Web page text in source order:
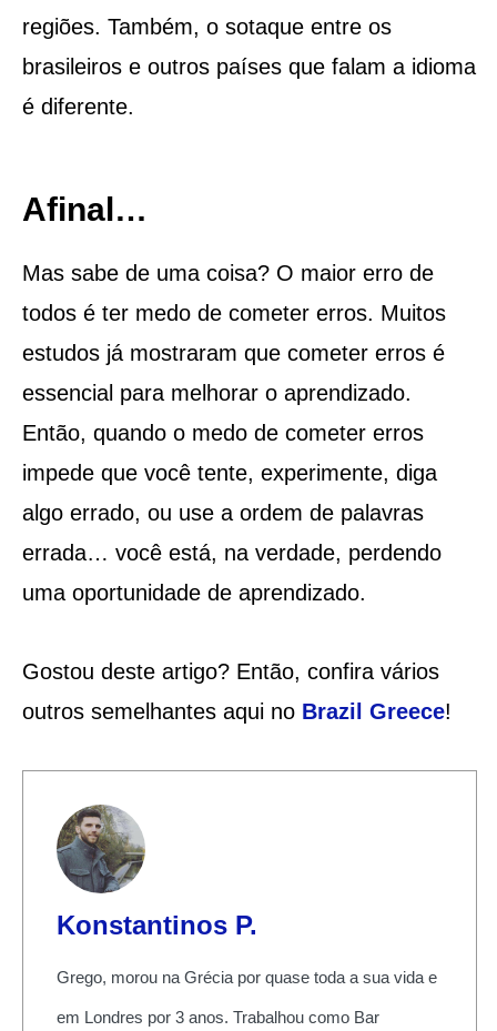
regiões. Também, o sotaque entre os
brasileiros e outros países que falam a idioma
é diferente.
Afinal…
Mas sabe de uma coisa? O maior erro de
todos é ter medo de cometer erros. Muitos
estudos já mostraram que cometer erros é
essencial para melhorar o aprendizado.
Então, quando o medo de cometer erros
impede que você tente, experimente, diga
algo errado, ou use a ordem de palavras
errada… você está, na verdade, perdendo
uma oportunidade de aprendizado.
Gostou deste artigo? Então, confira vários
outros semelhantes aqui no Brazil Greece!
Konstantinos P.
Grego, morou na Grécia por quase toda a sua vida e
em Londres por 3 anos. Trabalhou como Bar